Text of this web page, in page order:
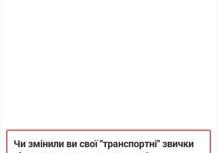
Чи змінили ви свої "транспортні" звички